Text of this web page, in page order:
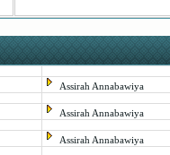
Assirah Annabawiya
Assirah Annabawiya
Assirah Annabawiya